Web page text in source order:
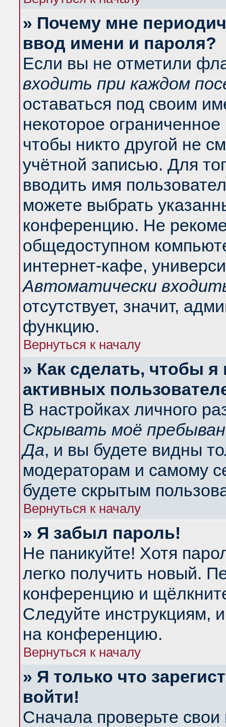
» Почему мне
ввод имени и пароля?
Если вы не отметили
входить при каждом
оставаться под своим
некоторое
чтобы никто другой не
учётной записью. Для
вводить имя
можете выбрать
конференцию. Не
общедоступном
интернет-кафе,
Автоматически
отсутствует, значит,
функцию.
Вернуться к началу
» Как сделать, чтобы
активных
В настройках личного
Скрывать моё
Да, и вы будете видны
модераторам и самому
будете скрытым
Вернуться к началу
» Я забыл пароль!
Не паникуйте! Хотя
легко получить новый.
конференцию и
Следуйте инструкциям,
на конференцию.
Вернуться к началу
» Я только что
войти!
Сначала проверьте